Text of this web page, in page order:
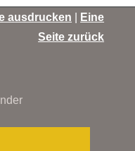
ausdrucken
Eine
Seite zurück